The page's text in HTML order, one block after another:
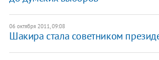
06 октября 2011, 09:08
Шакира стала советником